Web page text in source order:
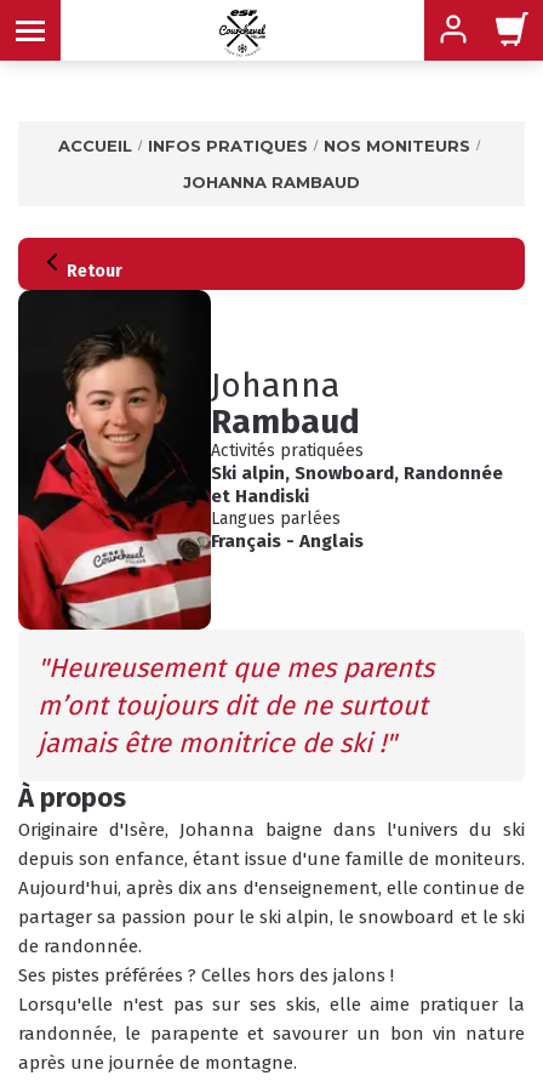
MENU
INFOS PRATIQUES
HORAIRES
DU BUREAU ESF
MENU
CONSEILS
QUEL EST MON NIVEAU ?
MENU
AGENDA
ANIMATIONS
MENU
MENU
RÉSERVER
MENU
COURS PRIVÉS
RÉSERVER
ACCUEIL INFOS PRATIQUES
NOS MONITEURS
JOHANNA RAMBAUD
Retour
Johanna
Rambaud
Activités pratiquées
Ski alpin, Snowboard, Randonnée
et Handiski
Langues parlées
Français - Anglais
"Heureusement que mes parents
m’ont toujours dit de ne surtout
jamais être monitrice de ski !"
À propos
Originaire d'Isère, Johanna baigne dans l'univers du ski
depuis son enfance, étant issue d'une famille de moniteurs.
Aujourd'hui, après dix ans d'enseignement, elle continue de
partager sa passion pour le ski alpin, le snowboard et le ski
de randonnée.
Ses pistes préférées ? Celles hors des jalons !
Lorsqu'elle n'est pas sur ses skis, elle aime pratiquer la
randonnée, le parapente et savourer un bon vin nature
après une journée de montagne.